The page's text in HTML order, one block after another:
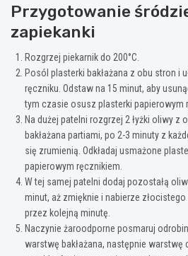
Przygotowanie
zapiekanki
Rozgrzej piekarnik do 200°C.
Posól plasterki bakłażana z obu stron i
ręczniku. Odstaw na 15 minut, aby
tym czasie osusz plasterki papierowym
Na dużej patelni rozgrzej 2 łyżki oliwy z
bakłażana partiami, po 2-3 minuty z
się zrumienią. Odkładaj usmażone
papierowym ręcznikiem.
W tej samej patelni dodaj pozostałą
minut, aż zmięknie i nabierze
przez kolejną minutę.
Naczynie żaroodporne posmaruj
warstwę bakłażana, następnie